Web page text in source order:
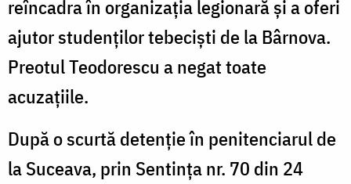
reîncadra în organizația legionară și a oferi
ajutor studenților tebeciști de la Bârnova.
Preotul Teodorescu a negat toate
acuzațiile.
După o scurtă detenție în penitenciarul de
la Suceava, prin Sentința nr. 70 din 24